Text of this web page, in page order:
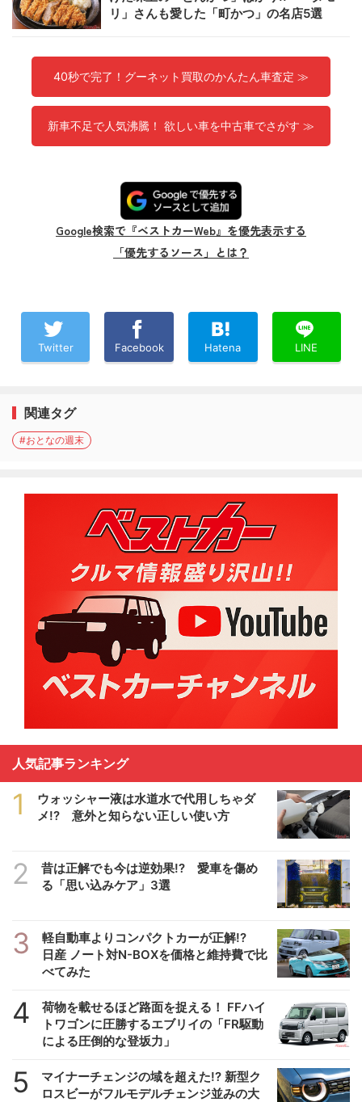
リ」さんも愛した「町かつ」の名店5選
40秒で完了！グーネット買取のかんたん車査定 ≫
新車不足で人気沸騰！ 欲しい車を中古車でさがす ≫
Google検索で『ベストカーWeb』を優先表示する
「優先するソース」とは？
Twitter Facebook Hatena LINE
関連タグ
#おとなの週末
人気記事ランキング
1
ウォッシャー液は水道水で代用しちゃダ
メ!? 意外と知らない正しい使い方
2
昔は正解でも今は逆効果!? 愛車を傷め
る「思い込みケア」3選
3
軽自動車よりコンパクトカーが正解!?
日産 ノート対N-BOXを価格と維持費で比
べてみた
4
荷物を載せるほど路面を捉える！ FFハイ
トワゴンに圧勝するエブリイの「FR駆動
による圧倒的な登坂力」
5
マイナーチェンジの域を超えた!? 新型ク
ロスビーがフルモデルチェンジ並みの大